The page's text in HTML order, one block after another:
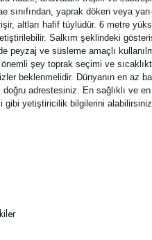
sınıfından, yaprak döken veya
altları hafif tüylüdür. 6 metre
Salkım şeklindeki
peyzaj ve süsleme amaçlı
şey toprak seçimi ve
beklenmelidir. Dünyanın en az
doğru adrestesiniz. En sağlıklı ve
gibi yetiştiricilik bilgilerini